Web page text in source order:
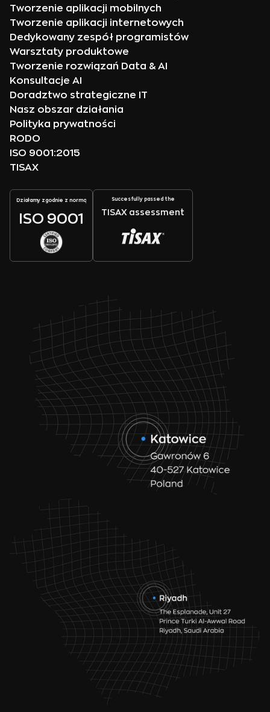
Tworzenie aplikacji mobilnych
Tworzenie aplikacji internetowych
Dedykowany zespół programistów
Warsztaty produktowe
Tworzenie rozwiązań Data & AI
Konsultacje AI
Doradztwo strategiczne IT
Nasz obszar działania
Polityka prywatności
RODO
ISO 9001:2015
TISAX
Działamy zgodnie z normą
ISO 9001
Succesfully passed the
TISAX assessment